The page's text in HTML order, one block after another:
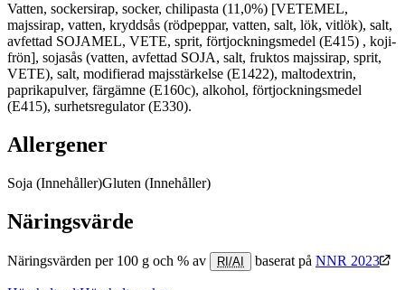
Vatten, sockersirap, socker, chilipasta (11,0%) [VETEMEL,
majssirap, vatten, kryddsås (rödpeppar, vatten, salt, lök, vitlök), salt,
avfettad SOJAMEL, VETE, sprit, förtjockningsmedel (E415) , koji-
frön], sojasås (vatten, avfettad SOJA, salt, fruktos majssirap, sprit,
VETE), salt, modifierad majsstärkelse (E1422), maltodextrin,
paprikapulver, färgämne (E160c), alkohol, förtjockningsmedel
(E415), surhetsregulator (E330).
Allergener
Soja (Innehåller)Gluten (Innehåller)
Näringsvärde
Näringsvärden per 100 g och % av RI/AI baserat på NNR 2023